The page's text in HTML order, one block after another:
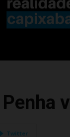
Twitter